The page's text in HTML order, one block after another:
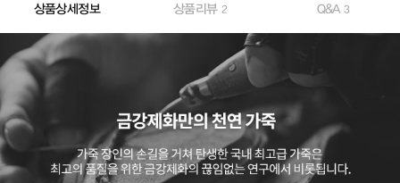
상품상세정보 상품리뷰 2 Q&A3